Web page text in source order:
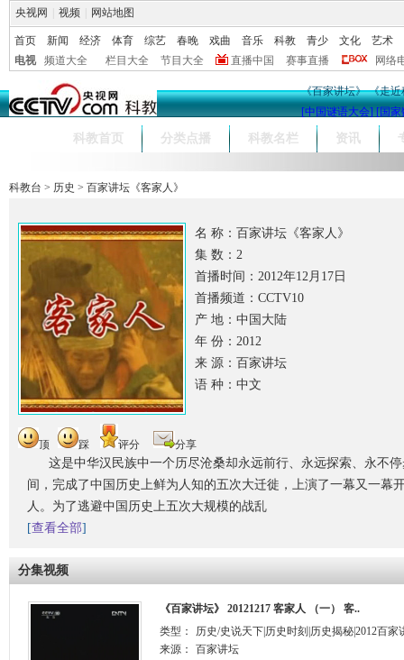
央视网 视频 网站地图
首页 新闻 经济 体育 综艺 春晚 戏曲 音乐 科教 青少 文化
艺术
电视
频道大全 栏目大全 节目大全 直播中国 赛事直播 网络
《百家讲坛》 《走近
[中国谜语大会] [国家
科教首页 分类点播 科教名栏 资讯
科教台 > 历史 > 百家讲坛《客家人》
名 称：百家讲坛《客家人》
集 数：2
首播时间：2012年12月17日
首播频道：CCTV10
产 地：中国大陆
年 份：2012
来 源：百家讲坛
语 种：中文
顶 踩 评分 分享
这是中华汉民族中一个历尽沧桑却永远前行、永远探索、永不
间，完成了中国历史上鲜为人知的五次大迁徙，上演了一幕又一幕
人。为了逃避中国历史上五次大规模的战乱
[查看全部]
分集视频
《百家讲坛》 20121217 客家人 （一） 客..
类型：
历史/史说天下|历史时刻|历史揭秘|2012百家
来源：
百家讲坛